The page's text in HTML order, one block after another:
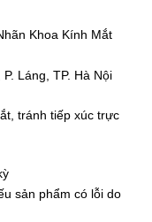
Khoa Kính Mắt
Láng, TP. Hà Nội
tránh tiếp xúc trực
sản phẩm có lỗi do